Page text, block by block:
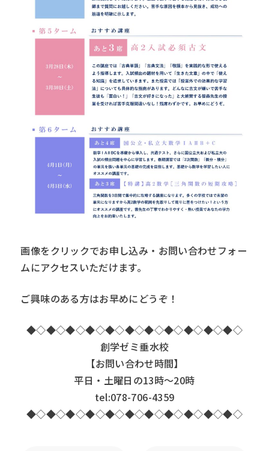
画像をクリックでお申し込み・お問い合わせフォー
ムにアクセスいただけます。
ご興味のある方はお早めにどうぞ！
◆◇◆◇◆◇◆◇◆◇◆◇◆◇◆◇◆◇◆◇◆◇
創学ゼミ垂水校
【お問い合わせ時間】
平日・土曜日の13時～20時
tel:078-706-4359
◆◇◆◇◆◇◆◇◆◇◆◇◆◇◆◇◆◇◆◇◆◇